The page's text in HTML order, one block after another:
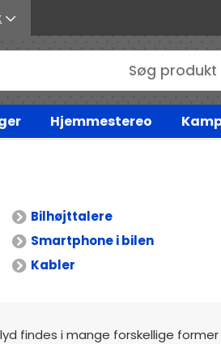
Hjemmestereo
Bilhøjttalere
Smartphone i bilen
Kabler
findes i mange forskellige